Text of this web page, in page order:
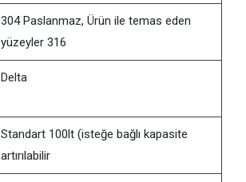
304 Paslanmaz, Ürün ile temas eden
yüzeyler 316
Delta
Standart 100lt (isteğe bağlı kapasite
artırılabilir